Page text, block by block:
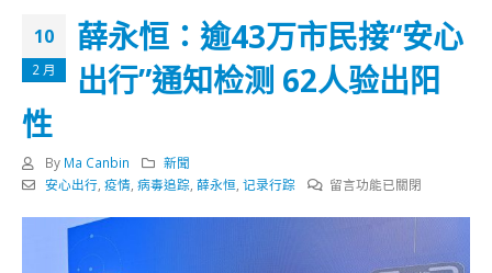
10
2 月
薛永恒：逾43万市民接“安心
出行”通知检测 62人验出阳
性
By Ma Canbin
新聞
安心出行, 疫情, 病毒追踪, 薛永恒, 记录行踪
在
留言功能已關閉